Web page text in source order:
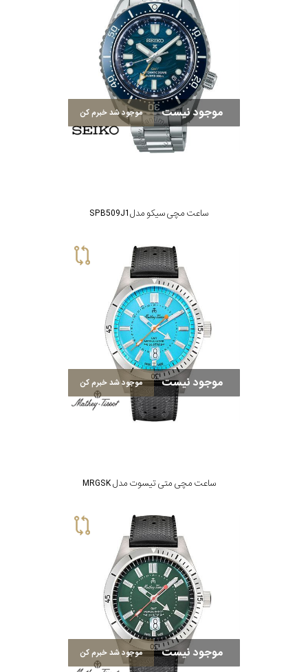
موجود نیست موجود شد خبرم کن
ساعت مچی سیکو مدل SPB509J1
موجود نیست موجود شد خبرم کن
ساعت مچی متی تیسوت مدل MRGSK
موجود نیست موجود شد خبرم کن